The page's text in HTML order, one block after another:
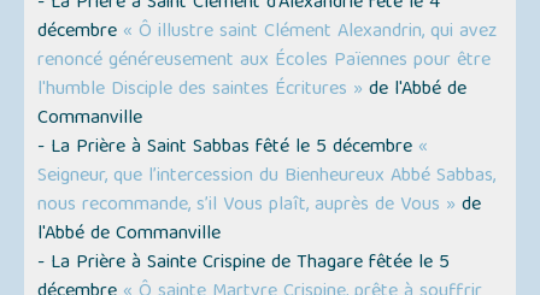
décembre « Ô illustre saint Clément Alexandrin, qui avez
renoncé généreusement aux Écoles Païennes pour être
l'humble Disciple des saintes Écritures » de l'Abbé de
Commanville
- La Prière à Saint Sabbas fêté le 5 décembre «
Seigneur, que l’intercession du Bienheureux Abbé Sabbas,
nous recommande, s’il Vous plaît, auprès de Vous » de
l'Abbé de Commanville
- La Prière à Sainte Crispine de Thagare fêtée le 5